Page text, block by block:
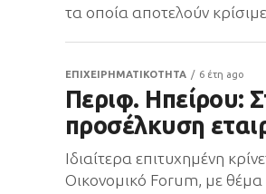
τα οποία αποτελούν
ΕΠΙΧΕΙΡΗΜΑΤΙΚΟΤΗΤΑ 6 έτη ago
Περιφ. Ηπείρου:
προσέλκυση
Ιδιαίτερα επιτυχημένη
Οικονομικό Forum, με